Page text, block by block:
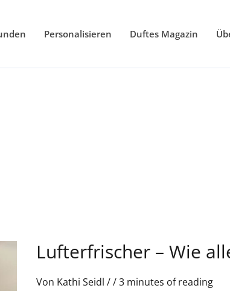
Personalisieren Duftes Magazin
Lufterfrischer – Wie
Von Kathi Seidl //3 minutes of reading
Lufterfrischer
Wie